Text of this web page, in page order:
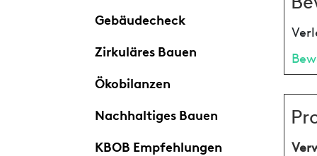
Gebäudecheck
Zirkuläres Bauen
Ökobilanzen
Nachhaltiges Bauen
KBOB Empfehlungen